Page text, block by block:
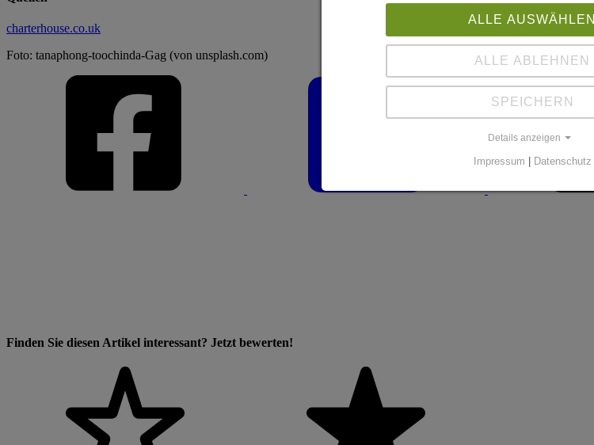
charterhouse.co.uk
Foto: tanaphong-toochinda-Gag (von unsplash.com)
Finden Sie diesen Artikel interessant? Jetzt bewerten!
ALLE AUSWÄHLEN
ALLE ABLEHNEN
SPEICHERN
Details anzeigen
Impressum Datenschutz